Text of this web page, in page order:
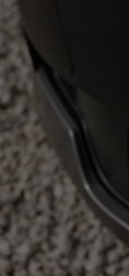
Od 105 300 zł
Corolla
HYBRID